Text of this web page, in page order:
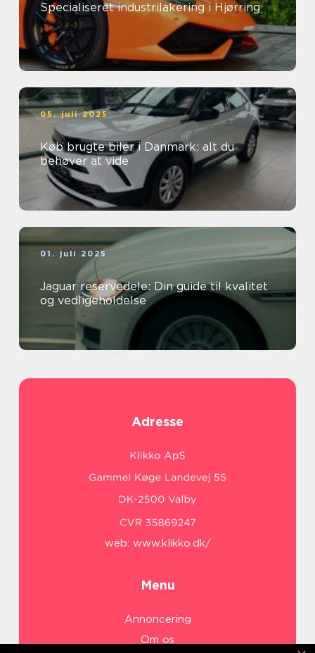
Specialiseret industrilakering i Hjørring
05. juli 2025
Køb brugte biler i Danmark: alt du
behøver at vide
01. juli 2025
Jaguar reservedele: Din guide til kvalitet
og vedligeholdelse
Adresse
web: www.klikko.dk/
Menu
Annoncering
Om os